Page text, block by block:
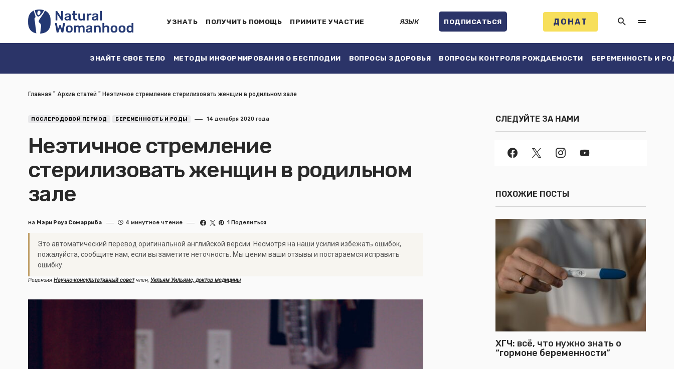
УЗНАТЬ ПОЛУЧИТЬ ПОМОЩЬ ПРИМИТЕ УЧАСТИЕ ЯЗЫК ПОДПИСАТЬСЯ ДОНАТ
ЗНАЙТЕ СВОЕ ТЕЛО МЕТОДЫ ИНФОРМИРОВАНИЯ О БЕСПЛОДИИ ВОПРОСЫ ЗДОРОВЬЯ ВОПРОСЫ КОНТРОЛЯ РОЖДАЕМОСТИ БЕРЕМЕННОСТЬ И
Главная " Архив статей " Неэтичное стремление стерилизовать женщин в родильном зале
ПОСЛЕРОДОВОЙ ПЕРИОД БЕРЕМЕННОСТЬ И РОДЫ 14 декабря 2020 года
Неэтичное стремление
стерилизовать женщин в родильном
зале
на Мэри Роуз Сомарриба 4 минутное чтение 1 Поделиться
Это автоматический перевод оригинальной английской версии. Несмотря на наши усилия избежать ошибок,
пожалуйста, сообщите нам, если вы заметите неточность. Мы ценим ваши отзывы и постараемся исправить
ошибку.
Рецензия Научно-консультативный советчлен, Уильям Уильямс, доктор медицины
СЛЕДУЙТЕ ЗА НАМИ
ПОХОЖИЕ ПОСТЫ
ХГЧ: всё, что нужно знать о
“гормоне беременности”